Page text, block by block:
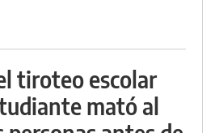
tiroteo escolar
mató al